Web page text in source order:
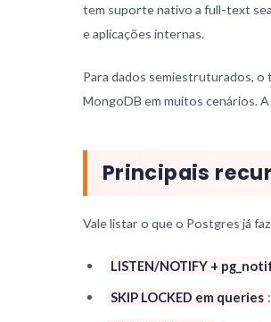
tem suporte nativo a full-text
e aplicações internas.
Para dados semiestruturados, o
MongoDB em muitos cenários.
Principais
Vale listar o que o Postgres já
LISTEN/NOTIFY +
SKIP LOCKED em queries